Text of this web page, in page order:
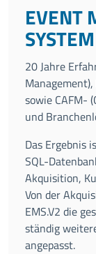
EVENT
SYSTEM
20 Jahre
sowie CAFM-
und
Das Ergebnis
SQL-
Akquisition,
Von der
EMS.V2 die
ständig
angepasst.